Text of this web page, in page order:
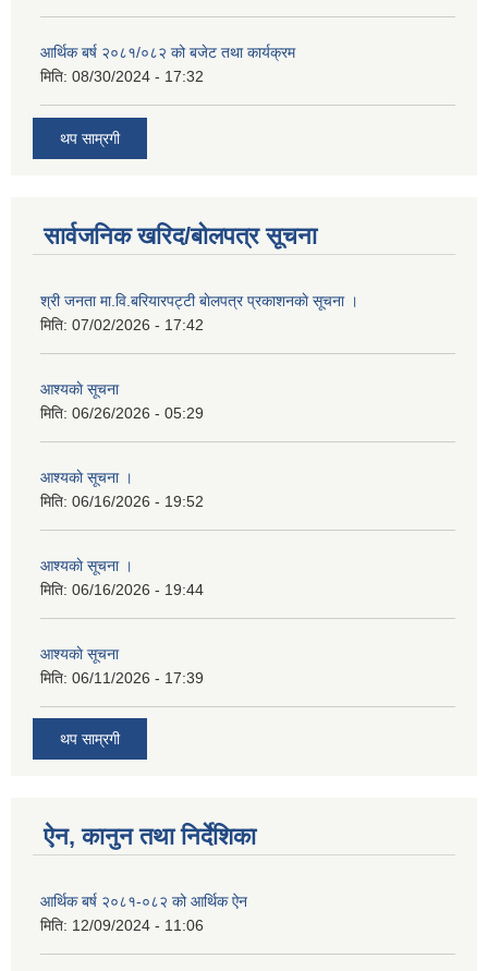
आर्थिक बर्ष २०८१/०८२ को बजेट तथा कार्यक्रम
मिति: 08/30/2024 - 17:32
थप साम्रगी
सार्वजनिक खरिद/बोलपत्र सूचना
श्री जनता मा.वि.बरियारपट्टी बाेलपत्र प्रकाशनकाे सूचना ।
मिति: 07/02/2026 - 17:42
आश्यकाे सूचना
मिति: 06/26/2026 - 05:29
आश्यकाे सूचना ।
मिति: 06/16/2026 - 19:52
आश्यकाे सूचना ।
मिति: 06/16/2026 - 19:44
आश्यकाे सूचना
मिति: 06/11/2026 - 17:39
थप साम्रगी
ऐन, कानुन तथा निर्देशिका
आर्थिक बर्ष २०८१-०८२ को आर्थिक ऐन
मिति: 12/09/2024 - 11:06